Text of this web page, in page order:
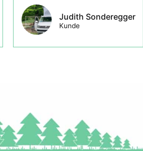
Judith Sonderegger
Kunde